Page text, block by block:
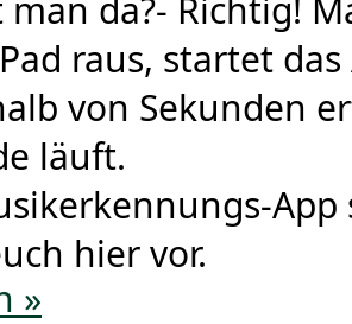
man da?- Richtig!
raus, startet
von Sekunden
läuft.
hier vor.
»